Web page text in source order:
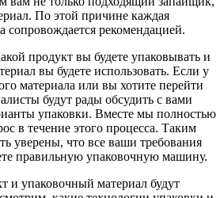
По этой причине каждая
сопровождается рекомендацией.
продукт вы будете упаковывать и
вы будете использовать. Если у
материала или вы хотите перейти
будут рады обсудить с вами
упаковки. Вместе мы полностью
в течение этого процесса. Таким
уверены, что все ваши требования
правильную упаковочную машину.
и упаковочный материал будут